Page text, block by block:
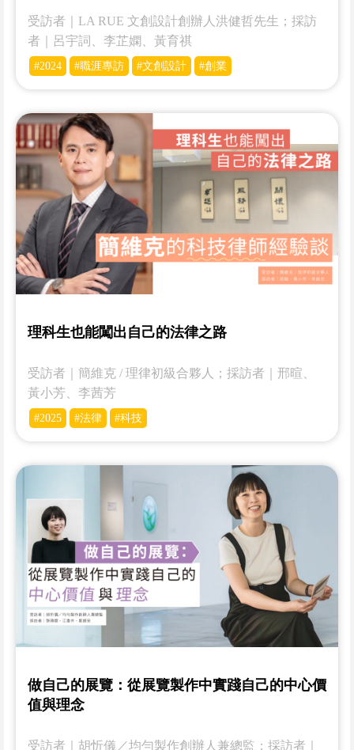
受訪者｜LA RUE 文創設計創辦人洪健哲先生；採訪
者｜呂宇詞、李芷嫻、黃育祺
#2024 #職涯專訪 #文創設計 #創業
理科生也能闖出自己的法律之路
受訪者｜簡維克 / 理律初級合夥人；採訪者｜邢暄、
黃小芳、李茜芳
#2025 #法律 #科技
做自己的展覽：從展覽製作中實踐自己的中心價
值與理念
受訪者｜­­胡忻儀／均勻製作創辦人兼總監；採訪者｜